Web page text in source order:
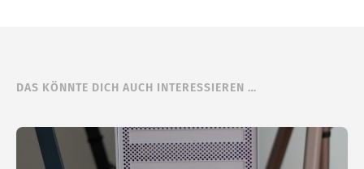
DAS KÖNNTE DICH AUCH INTERESSIEREN …